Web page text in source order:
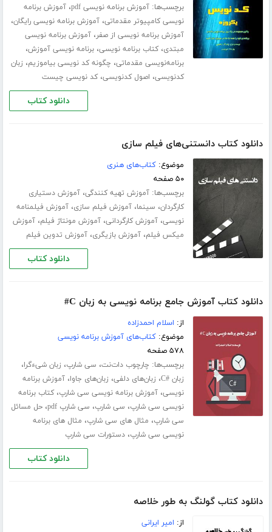
برچسب‌ها:آموزش برنامه نویسی pdf ،آموزش برنامه
نویسی کامپیوتر مقدماتی،آموزش برنامه نویسی رایگان،
آموزش برنامه نویسی از صفر،آموزش برنامه نویسی
مبتدی،کتاب برنامه نویسی،برنامه نویسی آموزش،
برنامه‌نویسی مقدماتی، چگونه کد نویسی بیاموزیم، زبان
کدنویسی، اصول کدنویسی،کد نویسی چیست
دانلود کتاب
دانلود کتاب دانستنی‌های فیلم سازی
موضوع:کتاب‌های هنری
۵۰ صفحه
برچسب‌ها:آموزش تهیه کنندگی،آموزش دستیاری
کارگردان، سینما،آموزش فیلم سازی،آموزش فیلمنامه
نویسی،آموزش کارگردانی،آموزش مونتاژ فیلم،آموزش
میکس فیلم،آموزش بازیگری،آموزش تدوین فیلم
دانلود کتاب
دانلود کتاب آموزش جامع برنامه نویسی به زبان C#
از: اسلام احمدزاده
موضوع:کتاب‌های آموزش برنامه نویسی
۵۷۸ صفحه
برچسب‌ها: چارچوب دات‌نت، سی شارپ، زبان شیءگرا،
زبان #C ، زبان‌های دلفی، زبان‌های جاوا،آموزش برنامه
نویسی،آموزش برنامه نویسی سی شارپ،کتاب برنامه
نویسی سی شارپ، سی شارپ، سی شارپ pdf ،حل مسائل
سی شارپ، مثال های سی شارپ، مثال های برنامه
نویسی سی شارپ،دستورات سی شارپ
دانلود کتاب
دانلود کتاب گولنگ به طور خلاصه
از: امیر ایرانی